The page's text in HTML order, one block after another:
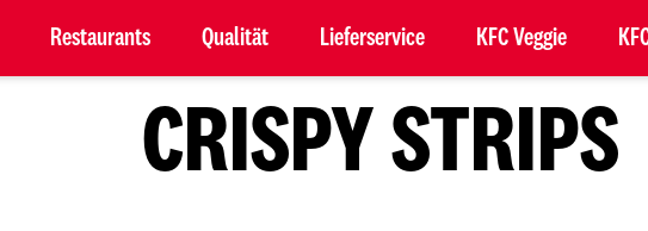
Restaurants Qualität Lieferservice KFC Veggie
CRISPY STRIPS